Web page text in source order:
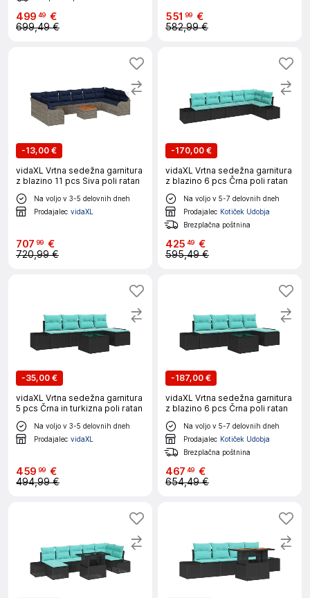
499 49 €
699,49 €
551 99 €
582,99 €
-13,00 €
vidaXL Vrtna sedežna garnitura
z blazino 11 pcs Siva poli ratan
Na voljo v 3-5 delovnih dneh
Prodajalec vidaXL
707 99 €
720,99 €
-170,00 €
vidaXL Vrtna sedežna garnitura
z blazino 6 pcs Črna poli ratan
Na voljo v 5-7 delovnih dneh
Prodajalec Kotiček Udobja
Brezplačna poštnina
425 49 €
595,49 €
-35,00 €
vidaXL Vrtna sedežna garnitura
5 pcs Črna in turkizna poli ratan
Na voljo v 3-5 delovnih dneh
Prodajalec vidaXL
459 99 €
494,99 €
-187,00 €
vidaXL Vrtna sedežna garnitura
z blazino 6 pcs Črna poli ratan
Na voljo v 5-7 delovnih dneh
Prodajalec Kotiček Udobja
Brezplačna poštnina
467 49 €
654,49 €